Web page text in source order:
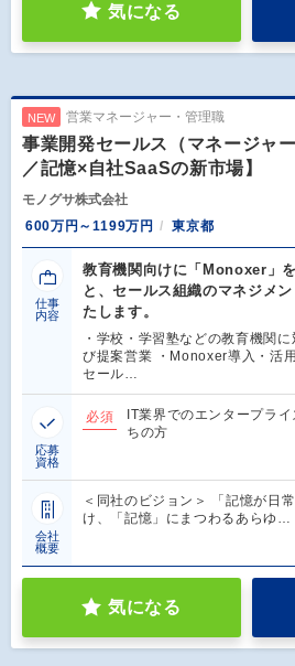
気になる
NEW 営業マネージャー・管理職
事業開発セールス（マネージャ
／記憶×自社SaaSの新市場】
モノグサ株式会社
600万円～1199万円
東京都
仕事
内容
教育機関向けに「Monoxer」
と、セールス組織のマネジメ
たします。
・学校・学習塾などの教育機関
び提案営業 ・Monoxer導入・活
セール…
応募
資格
必須
IT業界でのエンタープラ
ちの方
会社
概要
＜同社のビジョン＞ 「記憶が日
け、「記憶」にまつわるあらゆ…
気になる